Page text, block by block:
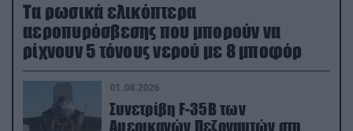
Τα ρωσικά ελικόπτερα
αεροπυρόσβεσης που μπορούν να
ρίχνουν 5 τόνους νερού με 8 μποφόρ
01.08.2026
Συνετρίβη F-35B των
Αμερικανών Πεζοναυτών στη